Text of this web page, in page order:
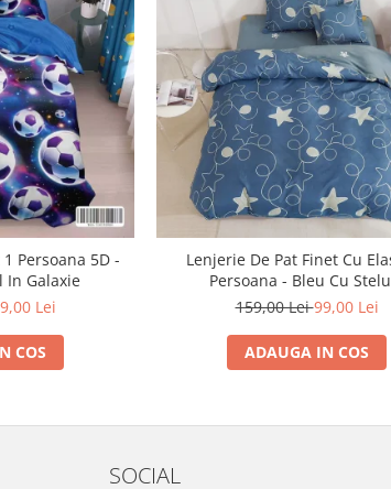
Persoana 5D -
In Galaxie
Lei
COS
Lenjerie De Pat Finet Cu
Persoana - Bleu Cu
159,00 Lei99,00 Lei
ADAUGA IN COS
SOCIAL